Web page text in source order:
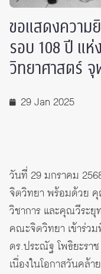
ขอแสดงความ
รอบ 108 ปี แ
วิทยาศาสตร์ จุ
29 Jan 2025
วันที่ 29 มกราคม
จิตวิทยา พร้อมด้วย
วิชาการ และคุณวีระ
คณะจิตวิทยา เข้าร่ว
ดร.ประณัฐ โพธิยะร
เนื่องในโอกาสวันคล้